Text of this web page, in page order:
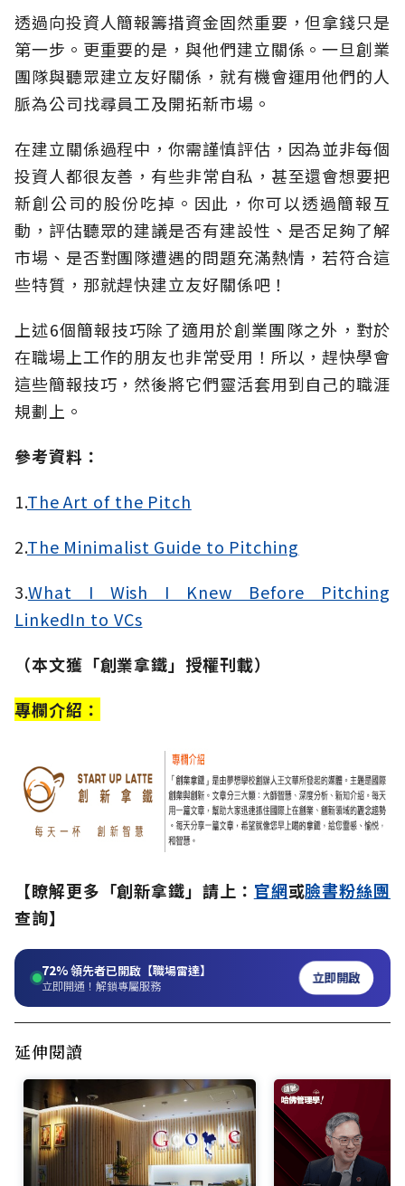
透過向投資人簡報籌措資金固然重要，但拿錢只是
第一步。更重要的是，與他們建立關係。一旦創業
團隊與聽眾建立友好關係，就有機會運用他們的人
脈為公司找尋員工及開拓新市場。
在建立關係過程中，你需謹慎評估，因為並非每個
投資人都很友善，有些非常自私，甚至還會想要把
新創公司的股份吃掉。因此，你可以透過簡報互
動，評估聽眾的建議是否有建設性、是否足夠了解
市場、是否對團隊遭遇的問題充滿熱情，若符合這
些特質，那就趕快建立友好關係吧！
上述6個簡報技巧除了適用於創業團隊之外，對於
在職場上工作的朋友也非常受用！所以，趕快學會
這些簡報技巧，然後將它們靈活套用到自己的職涯
規劃上。
參考資料：
1.The Art of the Pitch
2.The Minimalist Guide to Pitching
3.What I Wish I Knew Before Pitching
LinkedIn to VCs
（本文獲「創業拿鐵」授權刊載）
專欄介紹：
【瞭解更多「創新拿鐵」請上： 官網或臉書粉絲團
查詢】
72%領先者已開啟【職場雷達】
立即開通！解鎖專屬服務 立即開啟
延伸閱讀